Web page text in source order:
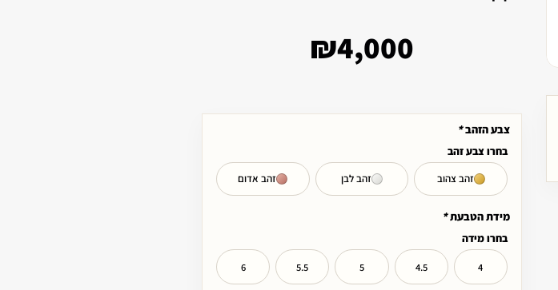
₪4,000
צבע הזהב*
בחרו צבע זהב
זהב צהוב זהב לבן זהב אדום
מידת הטבעת*
בחרו מידה
4
4.5
5
5.5
6